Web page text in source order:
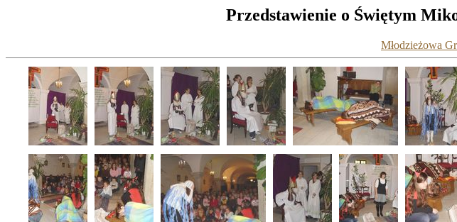
Przedstawienie o Świętym
Młodzieżowa